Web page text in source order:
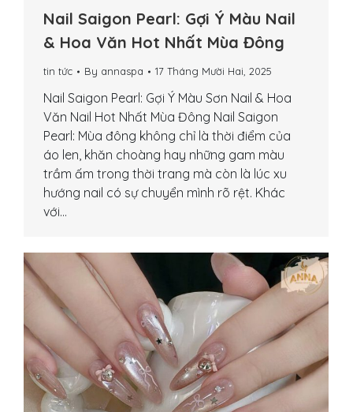
Nail Saigon Pearl: Gợi Ý Màu Nail
& Hoa Văn Hot Nhất Mùa Đông
tin tức By annaspa 17 Tháng Mười Hai, 2025
Nail Saigon Pearl: Gợi Ý Màu Sơn Nail & Hoa
Văn Nail Hot Nhất Mùa Đông Nail Saigon
Pearl: Mùa đông không chỉ là thời điểm của
áo len, khăn choàng hay những gam màu
trầm ấm trong thời trang mà còn là lúc xu
hướng nail có sự chuyển mình rõ rệt. Khác
với…